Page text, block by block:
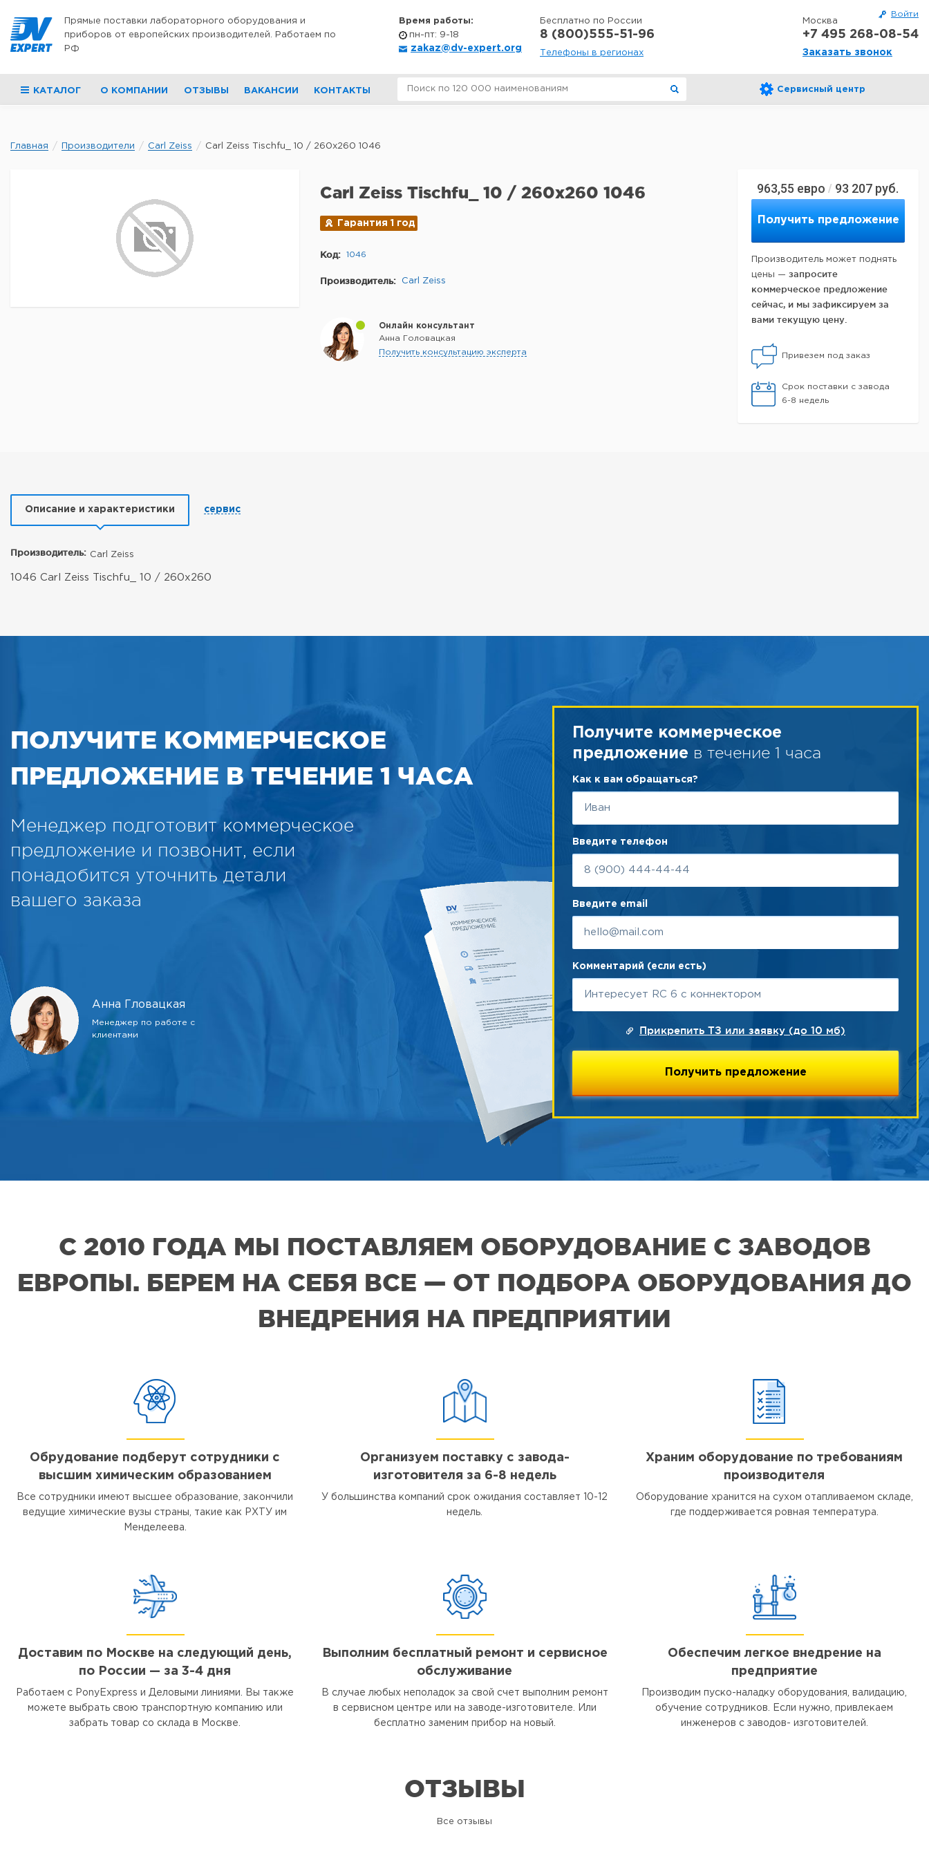
Войти
Прямые поставки лабораторного оборудования и
приборов от европейских производителей. Работаем по
РФ
Время работы:
пн-пт: 9-18
zakaz@dv-expert.org
Бесплатно по России
8 (800)555-51-96
Телефоны в регионах
Москва
+7 495 268-08-54
Заказать звонок
КАТАЛОГ О КОМПАНИИ ОТЗЫВЫ ВАКАНСИИ КОНТАКТЫ Сервисный центр
Главная Производители Carl Zeiss Carl Zeiss Tischfu_ 10 / 260x260 1046
963,55 евро / 93 207 руб.
Получить предложение
Производитель может поднять
цены — запросите
коммерческое предложение
сейчас, и мы зафиксируем за
вами текущую цену.
Привезем под заказ
Срок поставки с завода
6-8 недель
Carl Zeiss Tischfu_ 10 / 260x260 1046
Гарантия 1 год
Код: 1046
Производитель: Carl Zeiss
Онлайн консультант
Анна Головацкая
Получить консультацию эксперта
Описание и характеристики сервис
Производитель: Carl Zeiss
1046 Carl Zeiss Tischfu_ 10 / 260x260
ПОЛУЧИТЕ КОММЕРЧЕСКОЕ
ПРЕДЛОЖЕНИЕ В ТЕЧЕНИЕ 1 ЧАСА
Менеджер подготовит коммерческое
предложение и позвонит, если
понадобится уточнить детали
вашего заказа
Анна Гловацкая
Менеджер по работе с
клиентами
Получите коммерческое
предложение в течение 1 часа
Как к вам обращаться?
Введите телефон
Введите email
Комментарий (если есть)
Прикрепить ТЗ или заявку (до 10 мб)
С 2010 ГОДА МЫ ПОСТАВЛЯЕМ ОБОРУДОВАНИЕ С ЗАВОДОВ
ЕВРОПЫ. БЕРЕМ НА СЕБЯ ВСЕ — ОТ ПОДБОРА ОБОРУДОВАНИЯ ДО
ВНЕДРЕНИЯ НА ПРЕДПРИЯТИИ
Обрудование подберут сотрудники с
высшим химическим образованием
Все сотрудники имеют высшее образование, закончили
ведущие химические вузы страны, такие как РХТУ им
Менделеева.
Организуем поставку с завода-
изготовителя за 6-8 недель
У большинства компаний срок ожидания составляет 10-12
недель.
Храним оборудование по требованиям
производителя
Оборудование хранится на сухом отапливаемом складе,
где поддерживается ровная температура.
Доставим по Москве на следующий день,
по России — за 3-4 дня
Работаем с PonyExpress и Деловыми линиями. Вы также
можете выбрать свою транспортную компанию или
забрать товар со склада в Москве.
Выполним бесплатный ремонт и сервисное
обслуживание
В случае любых неполадок за свой счет выполним ремонт
в сервисном центре или на заводе-изготовителе. Или
бесплатно заменим прибор на новый.
Обеспечим легкое внедрение на
предприятие
Производим пуско-наладку оборудования, валидацию,
обучение сотрудников. Если нужно, привлекаем
инженеров с заводов- изготовителей.
ОТЗЫВЫ
Все отзывы